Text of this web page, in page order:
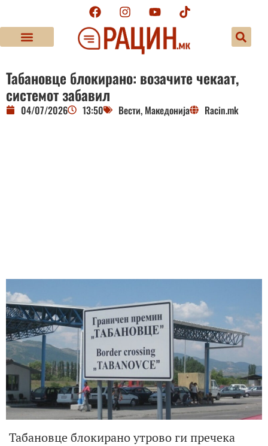
Табановце блокирано: возачите чекаат,
системот забавил
04/07/2026 13:50 Вести, Македонија Racin.mk
Табановце блокирано утрово ги пречека